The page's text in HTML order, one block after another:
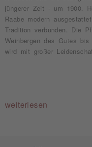
jüngerer Zeit - um 1900.
Raabe modern
Tradition verbunden. Die
Weinbergen des Gutes
wird mit großer
weiterlesen